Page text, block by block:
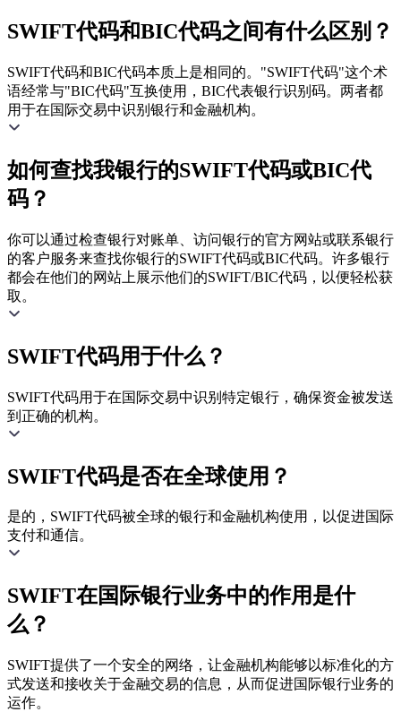
SWIFT代码和BIC代码之间有什么区别？
SWIFT代码和BIC代码本质上是相同的。"SWIFT代码"这个术
语经常与"BIC代码"互换使用，BIC代表银行识别码。两者都
用于在国际交易中识别银行和金融机构。
如何查找我银行的SWIFT代码或BIC代
码？
你可以通过检查银行对账单、访问银行的官方网站或联系银行
的客户服务来查找你银行的SWIFT代码或BIC代码。许多银行
都会在他们的网站上展示他们的SWIFT/BIC代码，以便轻松获
取。
SWIFT代码用于什么？
SWIFT代码用于在国际交易中识别特定银行，确保资金被发送
到正确的机构。
SWIFT代码是否在全球使用？
是的，SWIFT代码被全球的银行和金融机构使用，以促进国际
支付和通信。
SWIFT在国际银行业务中的作用是什
么？
SWIFT提供了一个安全的网络，让金融机构能够以标准化的方
式发送和接收关于金融交易的信息，从而促进国际银行业务的
运作。